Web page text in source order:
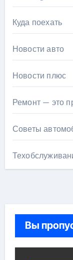
Куда поехать
Новости авто
Новости плюс
Ремонт — это
Советы
Вы